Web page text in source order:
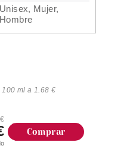
Unisex, Mujer,
Hombre
ml a 1.68 €
Comprar